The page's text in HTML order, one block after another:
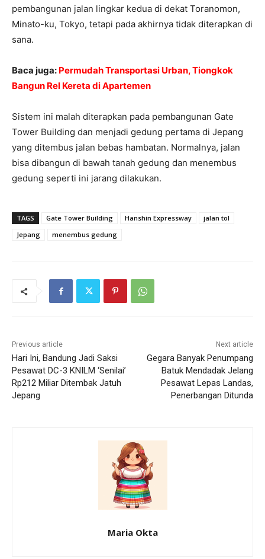
pembangunan jalan lingkar kedua di dekat Toranomon,
Minato-ku, Tokyo, tetapi pada akhirnya tidak diterapkan di
sana.
Baca juga: Permudah Transportasi Urban, Tiongkok
Bangun Rel Kereta di Apartemen
Sistem ini malah diterapkan pada pembangunan Gate
Tower Building dan menjadi gedung pertama di Jepang
yang ditembus jalan bebas hambatan. Normalnya, jalan
bisa dibangun di bawah tanah gedung dan menembus
gedung seperti ini jarang dilakukan.
TAGS Gate Tower Building Hanshin Expressway
jalan tol
Jepang
menembus gedung
Previous article
Hari Ini, Bandung Jadi Saksi
Pesawat DC-3 KNILM ‘Senilai’
Rp212 Miliar Ditembak Jatuh
Jepang
Next article
Gegara Banyak Penumpang
Batuk Mendadak Jelang
Pesawat Lepas Landas,
Penerbangan Ditunda
Maria Okta